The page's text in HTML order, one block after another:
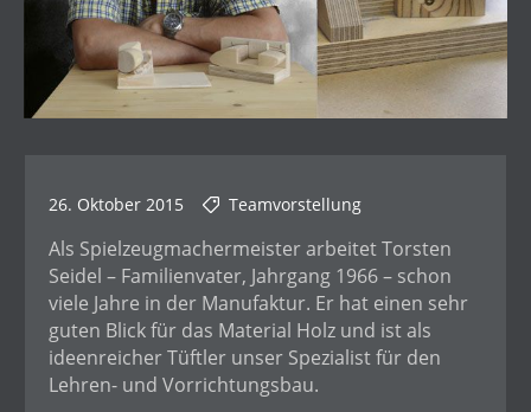
26. Oktober 2015 Teamvorstellung
Als Spielzeugmachermeister arbeitet Torsten
Seidel – Familienvater, Jahrgang 1966 – schon
viele Jahre in der Manufaktur. Er hat einen sehr
guten Blick für das Material Holz und ist als
ideenreicher Tüftler unser Spezialist für den
Lehren- und Vorrichtungsbau.